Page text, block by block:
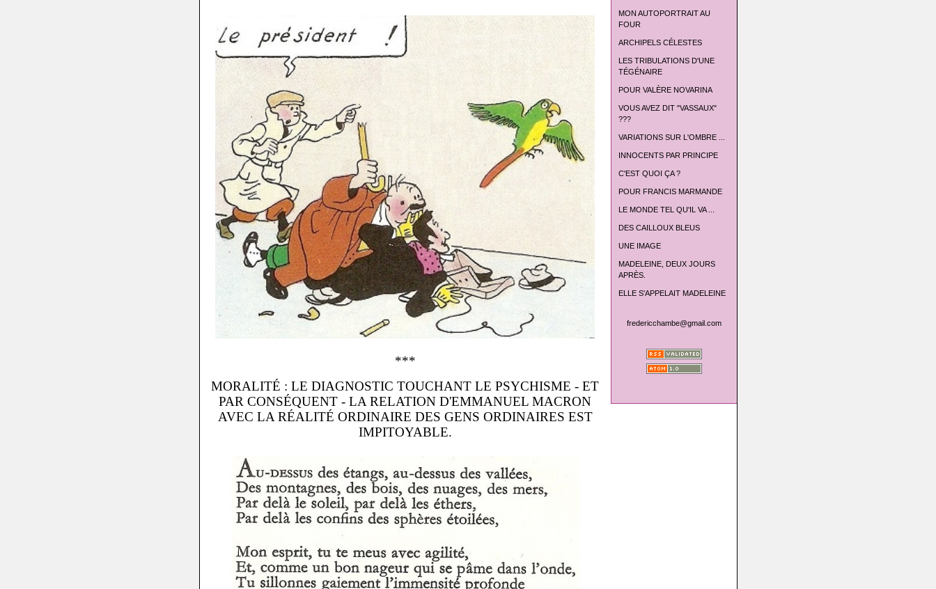
MON AUTOPORTRAIT AU
FOUR
ARCHIPELS CÉLESTES
LES TRIBULATIONS D'UNE
TÉGÉNAIRE
POUR VALÈRE NOVARINA
VOUS AVEZ DIT "VASSAUX"
???
VARIATIONS SUR L'OMBRE ...
INNOCENTS PAR PRINCIPE
C'EST QUOI ÇA ?
POUR FRANCIS MARMANDE
LE MONDE TEL QU'IL VA ...
DES CAILLOUX BLEUS
UNE IMAGE
MADELEINE, DEUX JOURS
APRÈS.
ELLE S'APPELAIT MADELEINE
fredericchambe@gmail.com
***
MORALITÉ : LE DIAGNOSTIC TOUCHANT LE PSYCHISME - ET
PAR CONSÉQUENT - LA RELATION D'EMMANUEL MACRON
AVEC LA RÉALITÉ ORDINAIRE DES GENS ORDINAIRES EST
IMPITOYABLE.